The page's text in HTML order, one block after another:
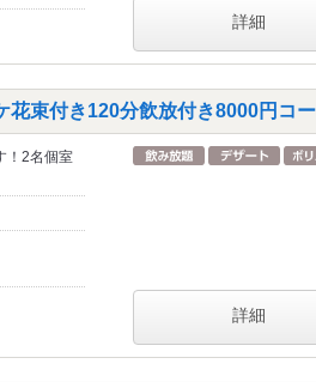
詳細
花束付き120分飲放付き8000円コ
！2名個室
詳細